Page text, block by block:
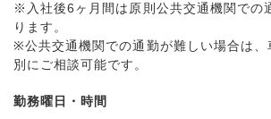
※入社後6ヶ月間は原則公共交通機関での
ります。
※公共交通機関での通勤が難しい場合は、
別にご相談可能です。
勤務曜日・時間